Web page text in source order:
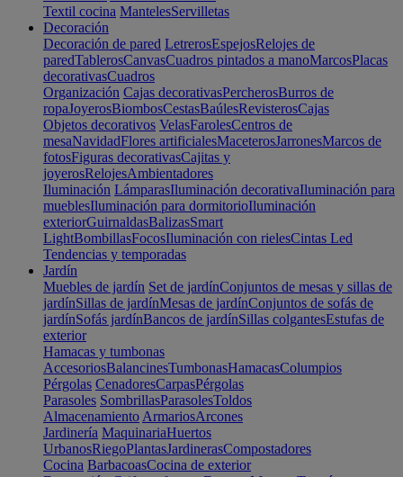
Textil cocina MantelesServilletas
Decoración
Decoración de pared LetrerosEspejosRelojes de
paredTablerosCanvasCuadros pintados a manoMarcosPlacas
decorativasCuadros
Organización Cajas decorativasPercherosBurros de
ropaJoyerosBiombosCestasBaúlesRevisterosCajas
Objetos decorativos VelasFarolesCentros de
mesaNavidadFlores artificialesMaceterosJarronesMarcos de
fotosFiguras decorativasCajitas y
joyerosRelojesAmbientadores
Iluminación LámparasIluminación decorativaIluminación para
mueblesIluminación para dormitorioIluminación
exteriorGuirnaldasBalizasSmart
LightBombillasFocosIluminación con rielesCintas Led
Tendencias y temporadas
Jardín
Muebles de jardín Set de jardínConjuntos de mesas y sillas de
jardínSillas de jardínMesas de jardínConjuntos de sofás de
jardínSofás jardínBancos de jardínSillas colgantesEstufas de
exterior
Hamacas y tumbonas
AccesoriosBalancinesTumbonasHamacasColumpios
Pérgolas CenadoresCarpasPérgolas
Parasoles SombrillasParasolesToldos
Almacenamiento ArmariosArcones
Jardinería MaquinariaHuertos
UrbanosRiegoPlantasJardinerasCompostadores
Cocina BarbacoasCocina de exterior